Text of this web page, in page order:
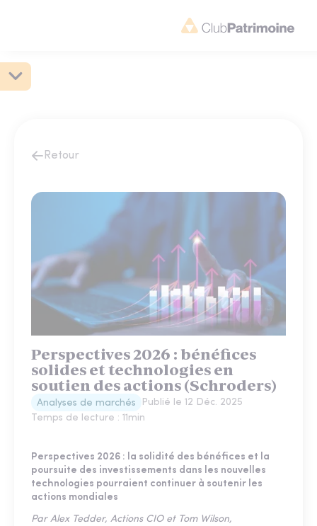
Retour
Perspectives 2026 : bénéfices
solides et technologies en
soutien des actions (Schroders)
Analyses de marchés Publié le 12 Déc. 2025
Temps de lecture : 11min
Perspectives 2026 : la solidité des bénéfices et la
poursuite des investissements dans les nouvelles
technologies pourraient continuer à soutenir les
actions mondiales
Par Alex Tedder, Actions CIO et Tom Wilson,